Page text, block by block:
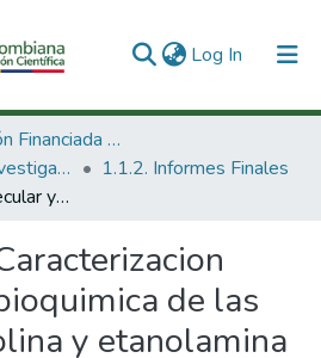
Log In (current)
1. Investigación Financiada con Recursos Públicos
1.1 Productos de investigación
1.1.2. Informes Finales
Caracterizacion molecular y bioquimica de las kinasas de colina y etanolamina de Leishmania sp. como un nuevo blanco terapeutico para el tratamiento de la leishmaniasis.
de las
y etanolamina